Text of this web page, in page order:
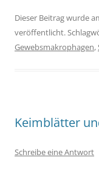
Dieser Beitrag wurde
veröffentlicht.
Gewebsmakrophagen,
Keimblätter
Schreibe eine Antwort